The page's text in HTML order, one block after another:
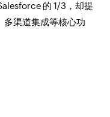
的 1/3，却提
多渠道集成等核心功